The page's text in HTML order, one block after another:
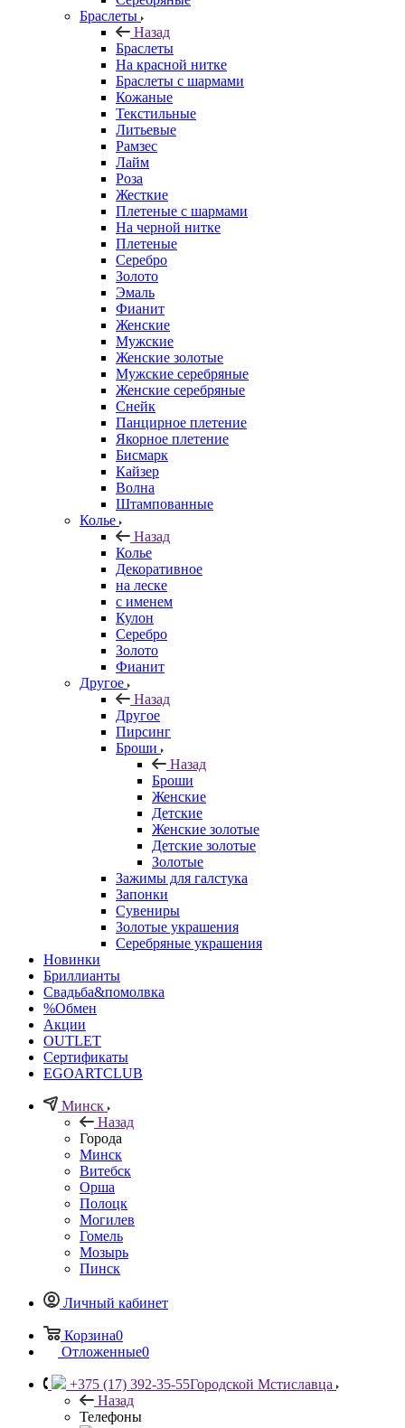
Браслеты
Назад
Браслеты
На красной нитке
Браслеты с шармами
Кожаные
Текстильные
Литьевые
Рамзес
Лайм
Роза
Жесткие
Плетеные с шармами
На черной нитке
Плетеные
Серебро
Золото
Эмаль
Фианит
Женские
Мужские
Женские золотые
Мужские серебряные
Женские серебряные
Снейк
Панцирное плетение
Якорное плетение
Бисмарк
Кайзер
Волна
Штампованные
Колье
Назад
Колье
Декоративное
на леске
с именем
Кулон
Серебро
Золото
Фианит
Другое
Назад
Другое
Пирсинг
Броши
Назад
Броши
Женские
Детские
Женские золотые
Детские золотые
Золотые
Зажимы для галстука
Запонки
Сувениры
Золотые украшения
Серебряные украшения
Новинки
Бриллианты
Свадьба&помолвка
%Обмен
Акции
OUTLET
Сертификаты
EGOARTCLUB
Минск
Назад
Города
Минск
Витебск
Орша
Полоцк
Могилев
Гомель
Мозырь
Пинск
Личный кабинет
Корзина0
Отложенные0
+375 (17) 392-35-55Городской Мстиславца
Назад
Телефоны